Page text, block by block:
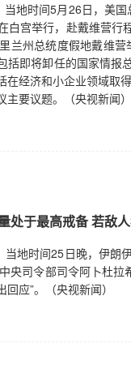
地时间5月26日，美
白宫举行，赴戴维营
兰州总统度假地戴维
括即将卸任的国家情报
在经济和小企业领域取
主要议题。（央视新闻）
处于最高戒备 若敌
地时间25日晚，伊朗
央司令部司令阿卜杜
应”。（央视新闻）